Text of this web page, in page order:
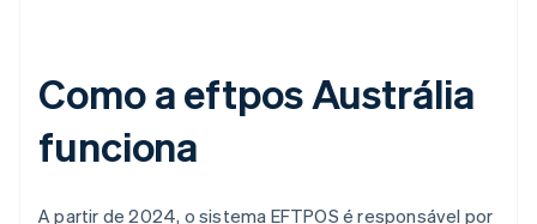
Como a eftpos Austrália
funciona
A partir de 2024, o sistema EFTPOS é responsável por